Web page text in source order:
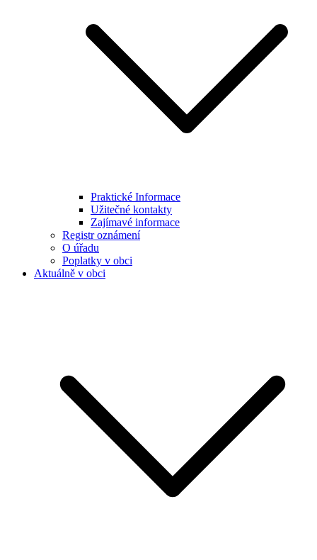
Praktické Informace
Užitečné kontakty
Zajímavé informace
Registr oznámení
O úřadu
Poplatky v obci
Aktuálně v obci